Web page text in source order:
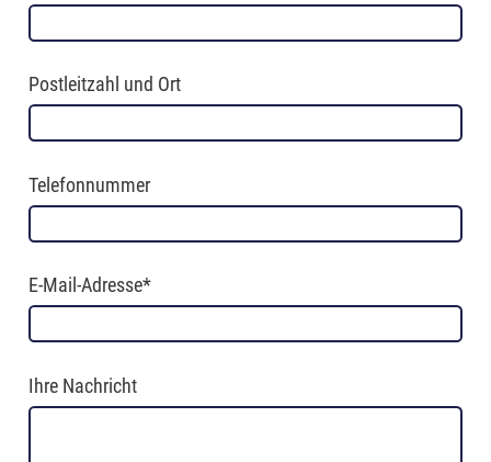
Postleitzahl und Ort
Telefonnummer
E-Mail-Adresse*
Ihre Nachricht